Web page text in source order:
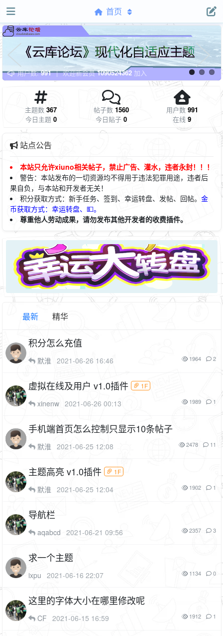
首页
用户数:991 | 欢迎新会员1090524362加入
主题数367
今日主题 0
帖子数1560
今日贴子0
用户数 991
在线9
站点公告
本站只允许xiuno相关帖子，禁止广告、灌水，违者永封！！！
警告：本站发布的一切资源均不得用于违法犯罪用途，违者后
果自负，与本站和开发者无关！
积分获取方式：新手任务、签到、幸运转盘、发帖、回帖。 金
币获取方式：幸运转盘、💵。
尊重他人劳动成果，请勿发布其他开发者的收费插件。
最新 精华
积分怎么充值
默淮 2021-06-26 16:46 1964 2
虚拟在线及用户 v1.0插件 1F
xinenw 2021-06-26 00:13 1989 1
手机端首页怎么控制只显示10条帖子
默淮 2021-06-25 12:08 2478 11
主题高亮 v1.0插件 1F
默淮 2021-06-25 12:04 1902 1
导航栏
aqabcd 2021-06-21 09:56 2357 3
求一个主题
ixpu 2021-06-16 22:07 1134 0
这里的字体大小在哪里修改呢
CF 2021-06-15 16:59 1912 1